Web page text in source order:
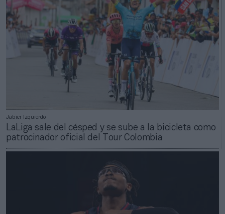
Jabier Izquierdo
LaLiga sale del césped y se sube a la bicicleta como
patrocinador oficial del Tour Colombia